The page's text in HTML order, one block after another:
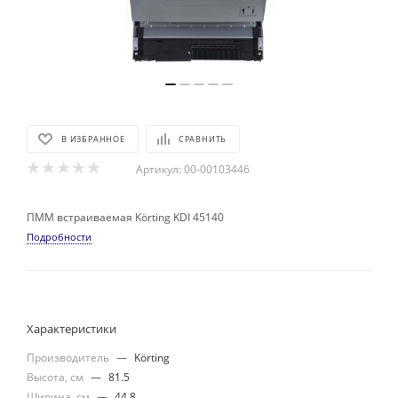
В ИЗБРАННОЕ СРАВНИТЬ
Артикул: 00-00103446
ПММ встраиваемая Körting KDI 45140
Подробности
Характеристики
Производитель — Körting
Высота, см — 81.5